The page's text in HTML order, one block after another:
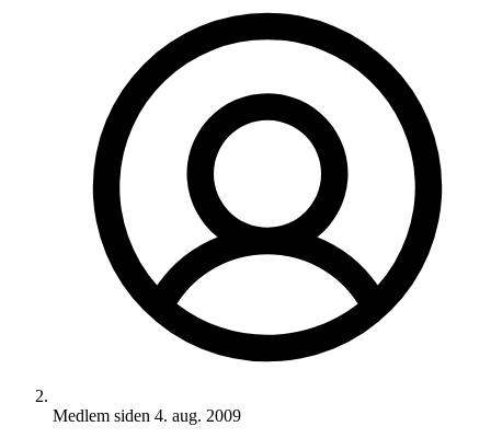
Medlem siden 4. aug. 2009